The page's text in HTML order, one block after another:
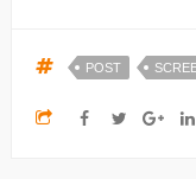
POST